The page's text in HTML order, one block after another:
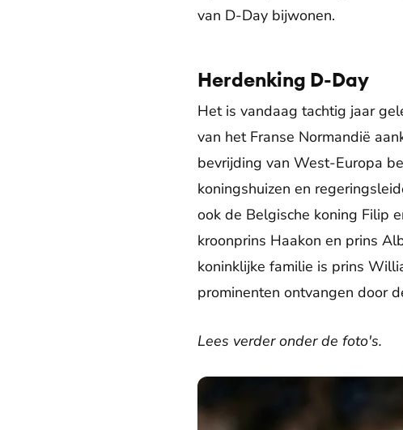
van D-Day bijwonen.
Herdenking D-Day
Het is vandaag tachtig jaar
van het Franse Normandië
bevrijding van West-Europa
koningshuizen en
ook de Belgische koning Filip
kroonprins Haakon en prins
koninklijke familie is prins
prominenten ontvangen door
Lees verder onder de foto's.